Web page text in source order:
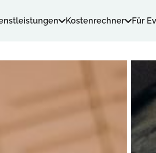
Kostenrechner Für